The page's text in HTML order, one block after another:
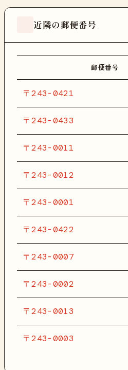
近隣の郵便番号
郵便番号
〒243-0421
〒243-0433
〒243-0011
〒243-0012
〒243-0001
〒243-0422
〒243-0007
〒243-0002
〒243-0013
〒243-0003